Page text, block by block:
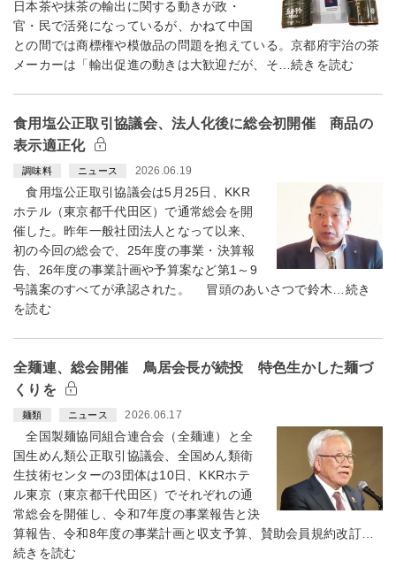
日本茶や抹茶の輸出に関する動きが政・
官・民で活発になっているが、かねて中国
との間では商標権や模倣品の問題を抱えている。京都府宇治の茶
メーカーは「輸出促進の動きは大歓迎だが、そ…続きを読む
食用塩公正取引協議会、法人化後に総会初開催 商品の
表示適正化
調味料 ニュース 2026.06.19
食用塩公正取引協議会は5月25日、KKR
ホテル（東京都千代田区）で通常総会を開
催した。昨年一般社団法人となって以来、
初の今回の総会で、25年度の事業・決算報
告、26年度の事業計画や予算案など第1～9
号議案のすべてが承認された。 冒頭のあいさつで鈴木…続き
を読む
全麺連、総会開催 鳥居会長が続投 特色生かした麺づ
くりを
麺類 ニュース 2026.06.17
全国製麺協同組合連合会（全麺連）と全
国生めん類公正取引協議会、全国めん類衛
生技術センターの3団体は10日、KKRホテ
ル東京（東京都千代田区）でそれぞれの通
常総会を開催し、令和7年度の事業報告と決
算報告、令和8年度の事業計画と収支予算、賛助会員規約改訂…
続きを読む